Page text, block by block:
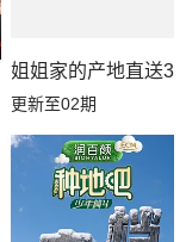
20260605居民采访
20260530推门加更
姐姐家的产地直送3
更新至02期